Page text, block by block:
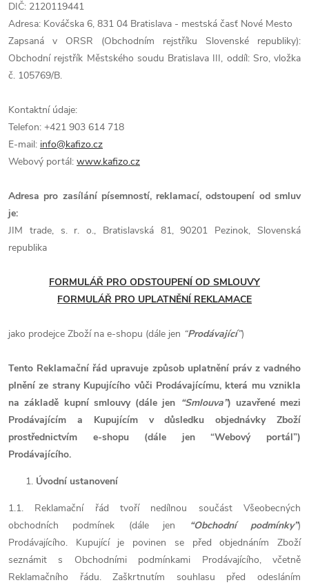
DIČ: 2120119441
Adresa: Kováčska 6, 831 04 Bratislava - mestská časť Nové Mesto
Zapsaná v ORSR (Obchodním rejstříku Slovenské republiky):
Obchodní rejstřík Městského soudu Bratislava III, oddíl: Sro, vložka
č. 105769/B.
Kontaktní údaje:
Telefon: +421 903 614 718
E-mail: info@kafizo.cz
Webový portál: www.kafizo.cz
Adresa pro zasílání písemností, reklamací, odstoupení od smluv
je:
JIM trade, s. r. o., Bratislavská 81, 90201 Pezinok, Slovenská
republika
FORMULÁŘ PRO ODSTOUPENÍ OD SMLOUVY
FORMULÁŘ PRO UPLATNĚNÍ REKLAMACE
jako prodejce Zboží na e-shopu (dále jen “Prodávající”)
Tento Reklamační řád upravuje způsob uplatnění práv z vadného
plnění ze strany Kupujícího vůči Prodávajícímu, která mu vznikla
na základě kupní smlouvy (dále jen “Smlouva”) uzavřené mezi
Prodávajícím a Kupujícím v důsledku objednávky Zboží
prostřednictvím e-shopu (dále jen “Webový portál”)
Prodávajícího.
Úvodní ustanovení
1.1. Reklamační řád tvoří nedílnou součást Všeobecných
obchodních podmínek (dále jen
“Obchodní podmínky”)
Prodávajícího. Kupující je povinen se před objednáním Zboží
seznámit s Obchodními podmínkami Prodávajícího, včetně
Reklamačního řádu. Zaškrtnutím souhlasu před odesláním